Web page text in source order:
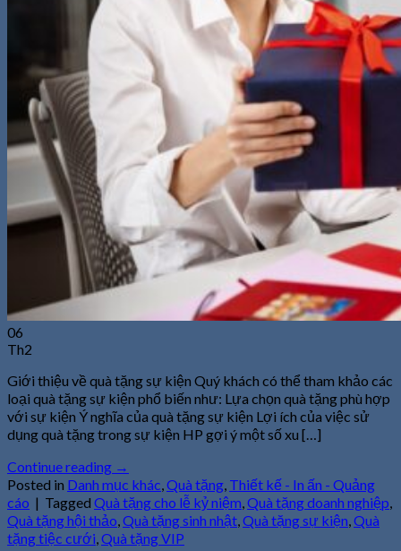
06
Th2
Giới thiệu về quà tặng sự kiện Quý khách có thể tham khảo các
loại quà tặng sự kiện phổ biến như: Lựa chọn quà tặng phù hợp
với sự kiện Ý nghĩa của quà tặng sự kiện Lợi ích của việc sử
dụng quà tặng trong sự kiện HP gợi ý một số xu […]
Continue reading →
Posted in Danh mục khác Quà tặng Thiết kế - In ấn - Quảng
cáo | Tagged Quà tặng cho lễ kỷ niệm Quà tặng doanh nghiệp
Quà tặng hội thảo Quà tặng sinh nhật Quà tặng sự kiện Quà
tặng tiệc cưới Quà tặng VIP